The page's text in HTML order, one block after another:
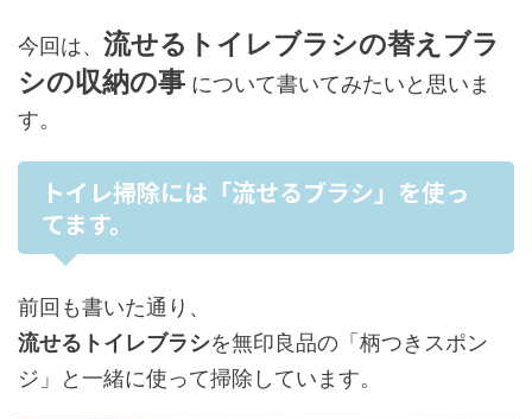
今回は、 流せるトイレブラシの替えブラ
シの収納の事 について書いてみたいと思いま
す。
トイレ掃除には「流せるブラシ」を使っ
てます。
前回も書いた通り、
流せるトイレブラシを無印良品の「柄つきスポン
ジ」と一緒に使って掃除しています。